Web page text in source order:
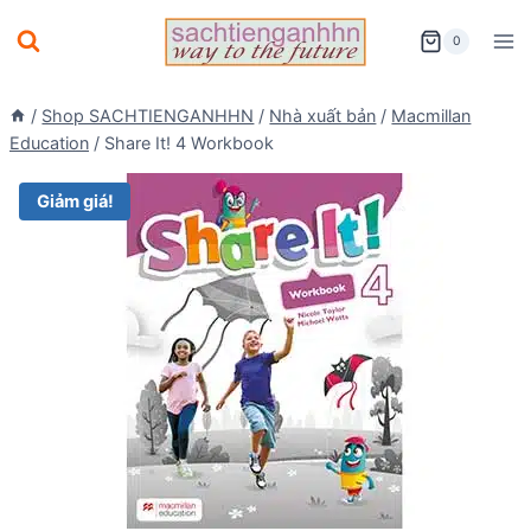
to
0
/ Shop SACHTIENGANHHN / Nhà xuất bản / Macmillan
Education / Share It! 4 Workbook
Giảm giá!